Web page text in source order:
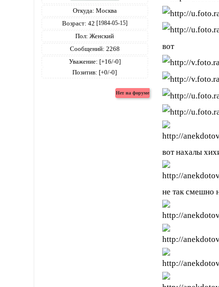
Откуда: Москва
Возраст: 42 [1984-05-15]
Пол: Женский
Сообщений: 2268
Уважение: [+16/-0]
Позитив: [+0/-0]
вот
вот нахалы
не так смешно